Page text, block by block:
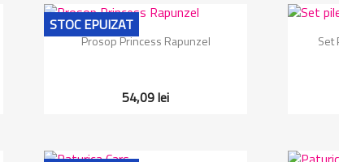
Vizualizare rapida
Prosop Princess Rapunzel
54,09 lei
STOC EPUIZAT
Set